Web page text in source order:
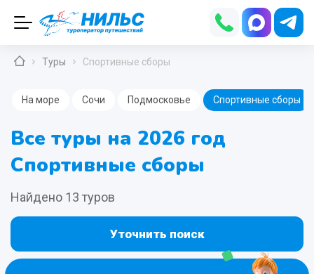
Туры Спортивные сборы
На море Сочи Подмосковье Спортивные сборы
Все туры на 2026 год
Спортивные сборы
Найдено 13 туров
Уточнить поиск